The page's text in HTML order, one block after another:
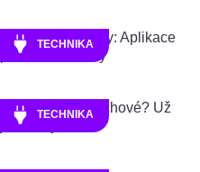
TECHNIKA
TECHNIKA